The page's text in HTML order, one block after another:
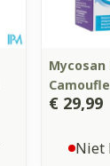
Mycosan
€ 29,99
Niet